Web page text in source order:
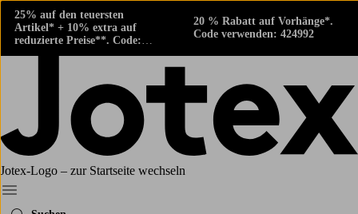
25% auf den teuersten
Artikel* + 10% extra auf
reduzierte Preise**. Code:
424882
20 % Rabatt auf Vorhänge*.
Code verwenden: 424992
Jotex-Logo – zur Startseite wechseln
Ellos‘ Menü